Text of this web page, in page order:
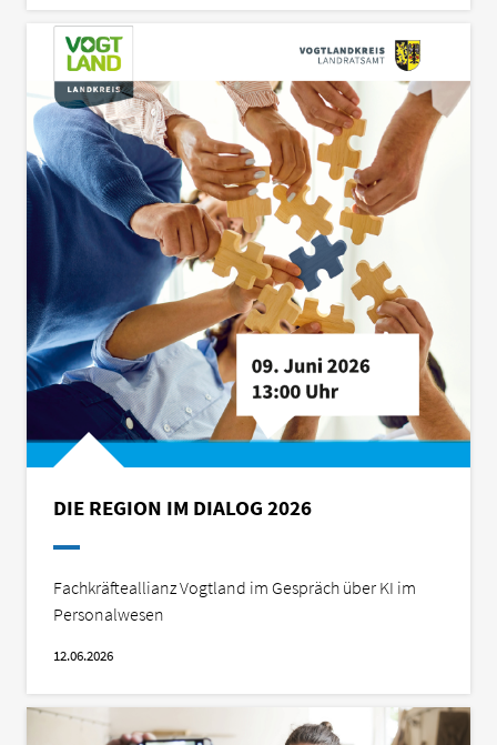
DIE REGION IM DIALOG 2026
Fachkräfteallianz Vogtland im Gespräch über KI im
Personalwesen
12.06.2026